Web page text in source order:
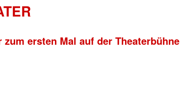
ersten Mal auf der Theaterbühne